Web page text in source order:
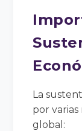
La
por
global: